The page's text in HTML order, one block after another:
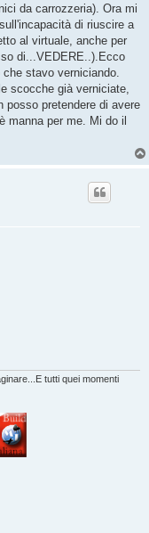
da carrozzeria). Ora mi
di riuscire a
al virtuale, anche per
di...VEDERE..).Ecco
stavo verniciando.
scocche già verniciate,
posso pretendere di avere
manna per me. Mi do il
tutti quei momenti